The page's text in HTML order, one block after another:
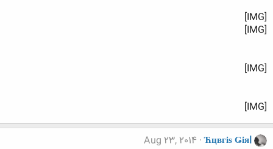
[IMG]
[IMG]
[IMG]
[IMG]
Ћцвгіѕ Ǥіяl
Aug 23, 2014